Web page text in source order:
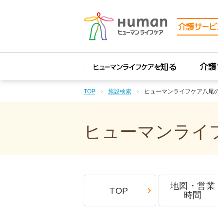
TOP 施設検索 ヒューマンライフケア八尾
ヒューマンライ
TOP
地図・営業
時間